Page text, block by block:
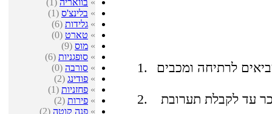
» בוואריה (1)
» בלינצ'ס (1)
» גלידות (6)
» טארט (0)
» מוס (9)
» סופגניות (6)
» סורבה (0)
» פודינג (2)
» פחזניות (1)
» פירות (2)
» פנה קוטה (2)
לרתיחה ומכבים
עד לקבלת תערובת